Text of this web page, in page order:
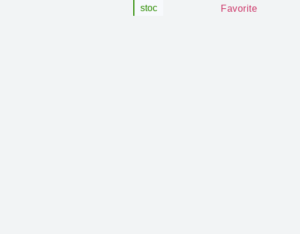
stoc
Favorite